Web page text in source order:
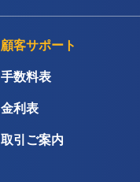
顧客サポート
手数料表
金利表
取引ご案内